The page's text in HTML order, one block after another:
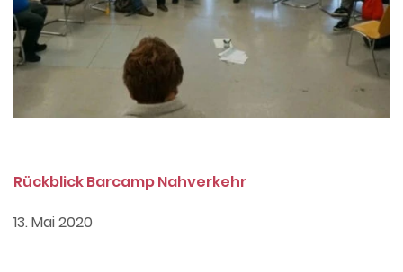
Rückblick Barcamp Nahverkehr
13. Mai 2020